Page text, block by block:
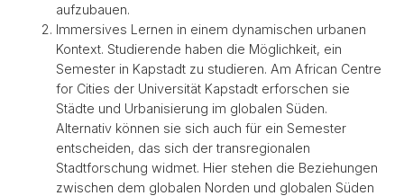
aufzubauen.
Immersives Lernen in einem dynamischen urbanen
Kontext. Studierende haben die Möglichkeit, ein
Semester in Kapstadt zu studieren. Am African Centre
for Cities der Universität Kapstadt erforschen sie
Städte und Urbanisierung im globalen Süden.
Alternativ können sie sich auch für ein Semester
entscheiden, das sich der transregionalen
Stadtforschung widmet. Hier stehen die Beziehungen
zwischen dem globalen Norden und globalen Süden